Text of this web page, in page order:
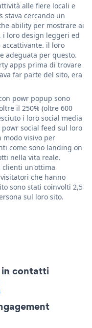
alle fiere locali e
stava cercando un
ability per mostrare ai
loro design leggeri ed
il loro
adeguata per questo.
apps prima di trovare
far parte del sito, era
powr popup sono
il 250% (oltre 600
i loro social media
social feed sul loro
modo visivo per
come sono landing on
nella vita reale.
clienti un'ottima
che hanno
sono stati coinvolti 2,5
sul loro sito.
in contatti